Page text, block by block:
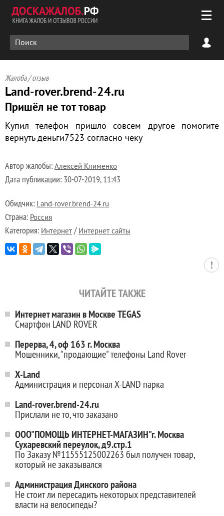
Жалоба / отзыв
Land-rover.brend-24.ru
Пришёл не тот товар
Купил телефон пришло совсем другое помогите
вернуть деньги7523 согласно чеку
Автор жалобы: Алексей Клименко
Дата публикации: 30-07-2019, 11:43
Обидчик: Land-rover.brend-24.ru
Страна: Россия
Категория: Интернет /Интернет сайты
ЧИТАЙТЕ ТАКЖЕ
Интернет магазин в Москве TEGAS
Смартфон LAND ROVER
Перерва, 4, оф 163 г. Москва
Мошенники, "продающие" телефоны Land Rover
X-Land
Администрация и персонал X-LAND парка
Land-rover.brend-24.ru
Прислали не то, что заказано
ООО"ПОМОЩЬ ИНТЕРНЕТ-МАГАЗИН"г. Москва
Сухаревский переулок, д9.стр.1
По Заказу №11555125002263 был получен товар,
который не заказывался
Администрация Динского района
Не стоит ли пересадить некоторых представителей
власти на велосипеды?